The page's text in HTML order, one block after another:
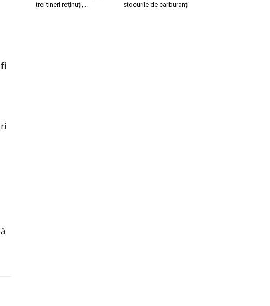
trei tineri reținuți,...
stocurile de carburanți